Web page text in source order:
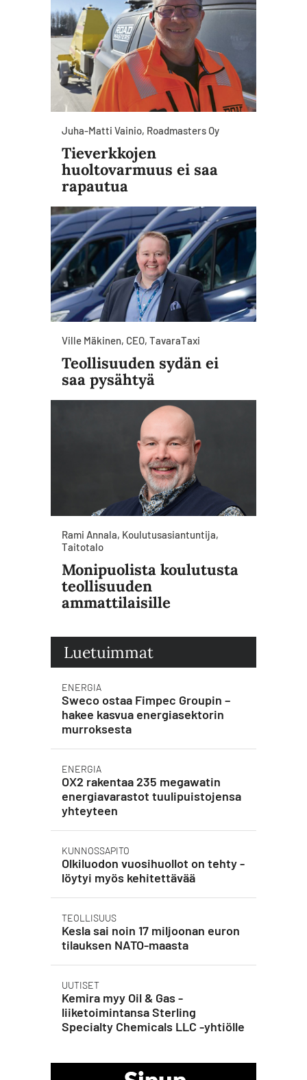
Juha-Matti Vainio, Roadmasters Oy
Tieverkkojen
huoltovarmuus ei saa
rapautua
Ville Mäkinen, CEO, TavaraTaxi
Teollisuuden sydän ei
saa pysähtyä
Rami Annala, Koulutusasiantuntija,
Taitotalo
Monipuolista koulutusta
teollisuuden
ammattilaisille
Luetuimmat
ENERGIA
Sweco ostaa Fimpec Groupin –
hakee kasvua energiasektorin
murroksesta
ENERGIA
OX2 rakentaa 235 megawatin
energiavarastot tuulipuistojensa
yhteyteen
KUNNOSSAPITO
Olkiluodon vuosihuollot on tehty -
löytyi myös kehitettävää
TEOLLISUUS
Kesla sai noin 17 miljoonan euron
tilauksen NATO-maasta
UUTISET
Kemira myy Oil & Gas -
liiketoimintansa Sterling
Specialty Chemicals LLC -yhtiölle